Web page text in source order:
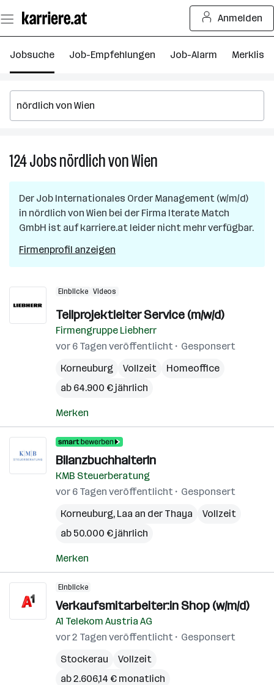
Seiteninhalt
springen
Anmelden
Jobsuche Job-Empfehlungen Job-Alarm Merkliste
124Jobsnördlich von Wien
nördlich
von
Wien
Der Job Internationales Order Management (w/m/d)
in nördlich von Wien bei der Firma Iterate Match
GmbH ist auf karriere.at leider nicht mehr verfügbar.
Firmenprofil anzeigen
Einblicke Videos
Teilprojektleiter Service (m/w/d)
Firmengruppe Liebherr
vor 6 Tagen veröffentlicht
Gesponsert
Korneuburg
Vollzeit
Homeoffice
ab 64.900 € jährlich
Merken
BilanzbuchhalterIn
KMB Steuerberatung
vor 6 Tagen veröffentlicht
Gesponsert
Korneuburg, Laa an der Thaya
Vollzeit
ab 50.000 € jährlich
Merken
Einblicke
Verkaufsmitarbeiter:in Shop (w/m/d)
A1 Telekom Austria AG
vor 2 Tagen veröffentlicht
Gesponsert
Stockerau
Vollzeit
ab 2.606,14 € monatlich